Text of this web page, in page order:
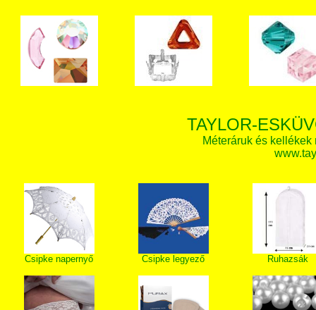
TAYLOR-
Méteráruk és
Csipke napernyő Csipke legyező Ruhazsák